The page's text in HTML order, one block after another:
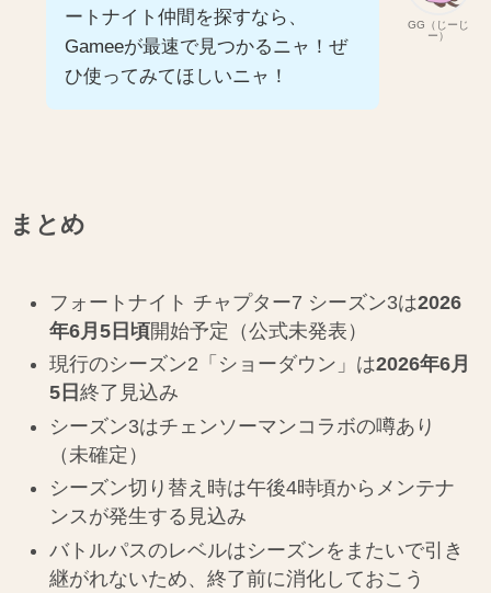
GG（じーじ
ー）
ートナイト仲間を探すなら、
Gameeが最速で見つかるニャ！ぜ
ひ使ってみてほしいニャ！
まとめ
フォートナイト チャプター7 シーズン3は2026
年6月5日頃開始予定（公式未発表）
現行のシーズン2「ショーダウン」は2026年6月
5日 終了見込み
シーズン3はチェンソーマンコラボの噂あり
（未確定）
シーズン切り替え時は午後4時頃からメンテナ
ンスが発生する見込み
バトルパスのレベルはシーズンをまたいで引き
継がれないため、終了前に消化しておこう